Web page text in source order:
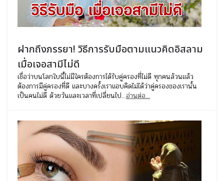
ฝากถึงภรรยา! วิธีการรับมือตามแนวคิดอิสลาม
เมื่อเจอสามีไม่ดี
เชื่อว่าบนโลกใบนี้ไม่มีใครต้องการได้รับคู่ครองที่ไม่ดี ทุกคนล้วนแล้ว
ต้องการมีคู่ครองที่ดี และบางครั้งเราแอบคิดไม่ได้ว่าคู่ครองของเรานั้น
เป็นคนไม่ดี ด้วยวันและเวลาที่เปลี่ยนไป...อ่านต่อ...